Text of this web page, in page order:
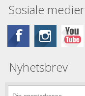
Sosiale medier
Nyhetsbrev